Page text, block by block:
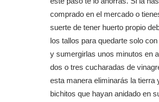
comprado en el mercado o
suerte de tener huerto propio
los tallos para quedarte solo
y sumergirlas unos minutos en
dos o tres cucharadas de
esta manera eliminarás la tierra
bichitos que hayan anidado en